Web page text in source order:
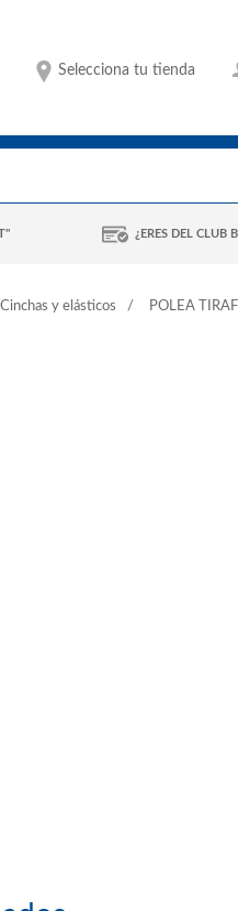
Selecciona tu tienda
¿ERES DEL CLUB
Cinchas y elásticos POLEA